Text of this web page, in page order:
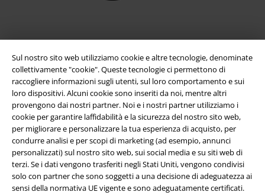
Sul nostro sito web utilizziamo cookie e altre tecnologie, denominate
collettivamente "cookie". Queste tecnologie ci permettono di
raccogliere informazioni sugli utenti, sul loro comportamento e sui
loro dispositivi. Alcuni cookie sono inseriti da noi, mentre altri
provengono dai nostri partner. Noi e i nostri partner utilizziamo i
cookie per garantire laffidabilità e la sicurezza del nostro sito web,
per migliorare e personalizzare la tua esperienza di acquisto, per
condurre analisi e per scopi di marketing (ad esempio, annunci
personalizzati) sul nostro sito web, sui social media e su siti web di
terzi. Se i dati vengono trasferiti negli Stati Uniti, vengono condivisi
solo con partner che sono soggetti a una decisione di adeguatezza ai
sensi della normativa UE vigente e sono adeguatamente certificati.
Info legali
Termini & Condizioni
Redazione